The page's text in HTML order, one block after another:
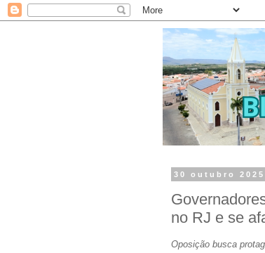
30 outubro 2025
no RJ e se
Oposição busca